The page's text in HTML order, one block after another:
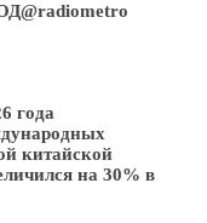
года
китайской
на 30% в